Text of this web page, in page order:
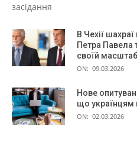
засідання
В Чехії
Петра Павела
своїй
ON: 09.03.2026
Нове
що українцям
ON: 02.03.2026